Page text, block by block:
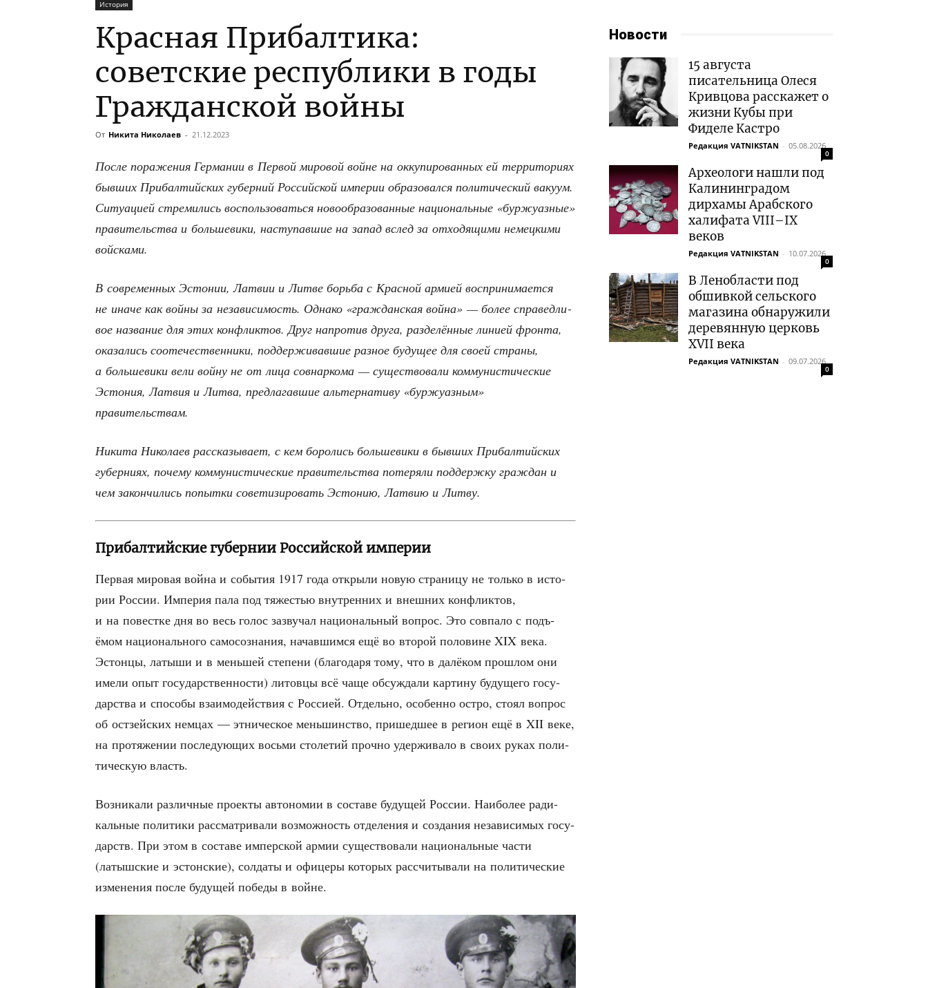
История
Красная Прибалтика:
советские республики в годы
Гражданской войны
От Никита Николаев - 21.12.2023
После пора­же­ния Гер­ма­нии в Пер­вой миро­вой войне на окку­пи­ро­ван­ных ей тер­ри­то­ри­ях
быв­ших При­бал­тий­ских губер­ний Рос­сий­ской импе­рии обра­зо­вал­ся поли­ти­че­ский ваку­ум.
Ситу­а­ци­ей стре­ми­лись вос­поль­зо­вать­ся ново­об­ра­зо­ван­ные наци­о­наль­ные «бур­жу­аз­ные»
пра­ви­тель­ства и боль­ше­ви­ки, насту­пав­шие на запад вслед за отхо­дя­щи­ми немец­ки­ми
войсками.
В совре­мен­ных Эсто­нии, Лат­вии и Лит­ве борь­ба с Крас­ной арми­ей вос­при­ни­ма­ет­ся
не ина­че как вой­ны за неза­ви­си­мость. Одна­ко «граж­дан­ская вой­на» — более спра­вед­ли­
вое назва­ние для этих кон­флик­тов. Друг напро­тив дру­га, раз­де­лён­ные лини­ей фрон­та,
ока­за­лись сооте­че­ствен­ни­ки, под­дер­жи­вав­шие раз­ное буду­щее для сво­ей стра­ны,
а боль­ше­ви­ки вели вой­ну не от лица сов­нар­ко­ма — суще­ство­ва­ли ком­му­ни­сти­че­ские
Эсто­ния, Лат­вия и Лит­ва, пред­ла­гав­шие аль­тер­на­ти­ву «бур­жу­аз­ным»
правительствам.
Ники­та Нико­ла­ев рас­ска­зы­ва­ет, с кем боро­лись боль­ше­ви­ки в быв­ших При­бал­тий­ских
губер­ни­ях, поче­му ком­му­ни­сти­че­ские пра­ви­тель­ства поте­ря­ли под­держ­ку граж­дан и
чем закон­чи­лись попыт­ки сове­ти­зи­ро­вать Эсто­нию, Лат­вию и Литву.
Прибалтийские губернии Российской империи
Пер­вая миро­вая вой­на и собы­тия 1917 года откры­ли новую стра­ни­цу не толь­ко в исто­
рии Рос­сии. Импе­рия пала под тяже­стью внут­рен­них и внеш­них кон­флик­тов,
и на повест­ке дня во весь голос зазву­чал наци­о­наль­ный вопрос. Это сов­па­ло с подъ­
ёмом наци­о­наль­но­го само­со­зна­ния, начав­шим­ся ещё во вто­рой поло­вине XIX века.
Эстон­цы, латы­ши и в мень­шей сте­пе­ни (бла­го­да­ря тому, что в далё­ком про­шлом они
име­ли опыт госу­дар­ствен­но­сти) литов­цы всё чаще обсуж­да­ли кар­ти­ну буду­ще­го госу­
дар­ства и спо­со­бы вза­и­мо­дей­ствия с Рос­си­ей. Отдель­но, осо­бен­но ост­ро, сто­ял вопрос
об ост­зей­ских нем­цах — этни­че­ское мень­шин­ство, при­шед­шее в реги­он ещё в XII веке,
на про­тя­же­нии после­ду­ю­щих вось­ми сто­ле­тий проч­но удер­жи­ва­ло в сво­их руках поли­
ти­че­скую власть.
Воз­ни­ка­ли раз­лич­ные про­ек­ты авто­но­мии в соста­ве буду­щей Рос­сии. Наи­бо­лее ради­
каль­ные поли­ти­ки рас­смат­ри­ва­ли воз­мож­ность отде­ле­ния и созда­ния неза­ви­си­мых госу­
дарств. При этом в соста­ве импер­ской армии суще­ство­ва­ли наци­о­наль­ные части
(латыш­ские и эстон­ские), сол­да­ты и офи­це­ры кото­рых рас­счи­ты­ва­ли на поли­ти­че­ские
изме­не­ния после буду­щей побе­ды в войне.
Новости
15 августа
писательница Олеся
Кривцова расскажет о
жизни Кубы при
Фиделе Кастро
Редакция VATNIKSTAN - 05.08.2026
0
Археологи нашли под
Калининградом
дирхамы Арабского
халифата VIII–IX
веков
Редакция VATNIKSTAN - 10.07.2026
0
В Ленобласти под
обшивкой сельского
магазина обнаружили
деревянную церковь
XVII века
Редакция VATNIKSTAN - 09.07.2026
0